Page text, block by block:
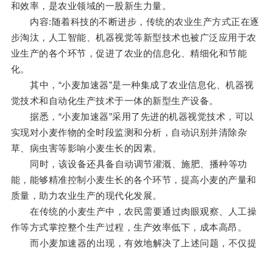
和效率，是农业领域的一股新生力量。
内容:随着科技的不断进步，传统的农业生产方式正在逐
步淘汰，人工智能、机器视觉等新型技术也被广泛应用于农
业生产的各个环节，促进了农业的信息化、精细化和节能
化。
其中，“小麦加速器”是一种集成了农业信息化、机器视
觉技术和自动化生产技术于一体的新型生产设备。
据悉，“小麦加速器”采用了先进的机器视觉技术，可以
实现对小麦作物的全时段监测和分析，自动识别并清除杂
草、病虫害等影响小麦生长的因素。
同时，该设备还具备自动调节灌溉、施肥、播种等功
能，能够精准控制小麦生长的各个环节，提高小麦的产量和
质量，助力农业生产的现代化发展。
在传统的小麦生产中，农民需要通过肉眼观察、人工操
作等方式掌控整个生产过程，生产效率低下，成本高昂。
而小麦加速器的出现，有效地解决了上述问题，不仅提